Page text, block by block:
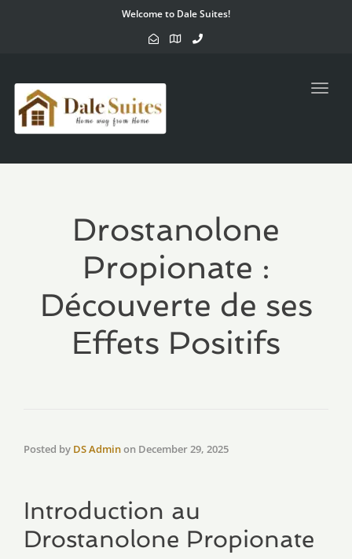
Welcome to Dale Suites!
Drostanolone
Propionate :
Découverte de ses
Effets Positifs
Posted by DS Adminon December 29, 2025
Introduction au
Drostanolone Propionate